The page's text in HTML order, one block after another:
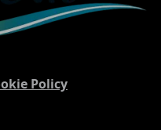
Policy